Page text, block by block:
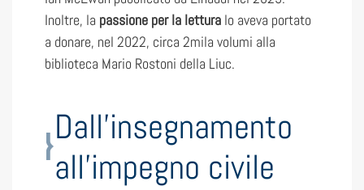
Inoltre, la passione per la lettura lo aveva portato
a donare, nel 2022, circa 2mila volumi alla
biblioteca Mario Rostoni della Liuc.
Dall’insegnamento
all’impegno civile